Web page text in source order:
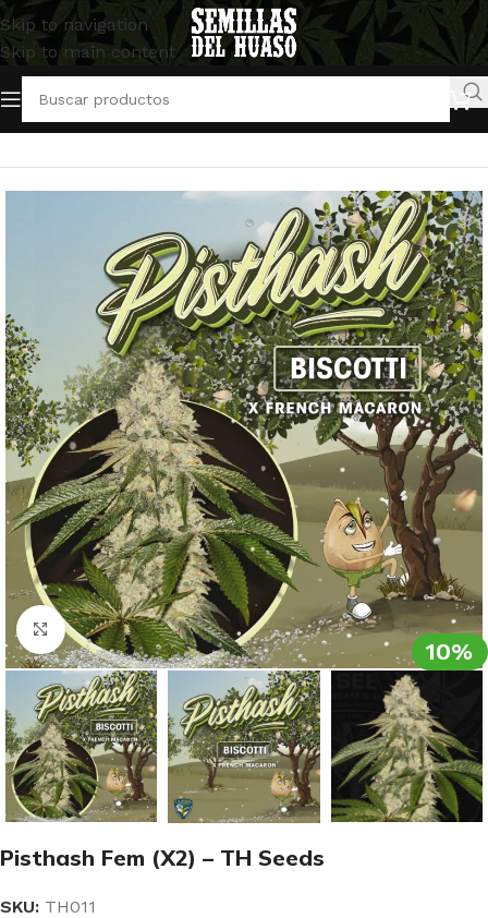
Skip to navigation
Skip to main content
Inicio/Semillas Feminizadas/TH Seeds
10%
Clic para ampliar
Pisthash Fem (X2) – TH Seeds
SKU: TH011